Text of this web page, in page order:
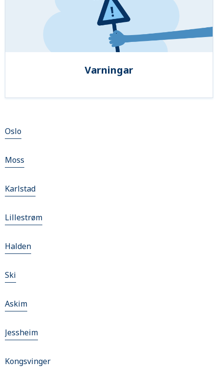
Varningar
Oslo
Moss
Karlstad
Lillestrøm
Halden
Ski
Askim
Jessheim
Kongsvinger